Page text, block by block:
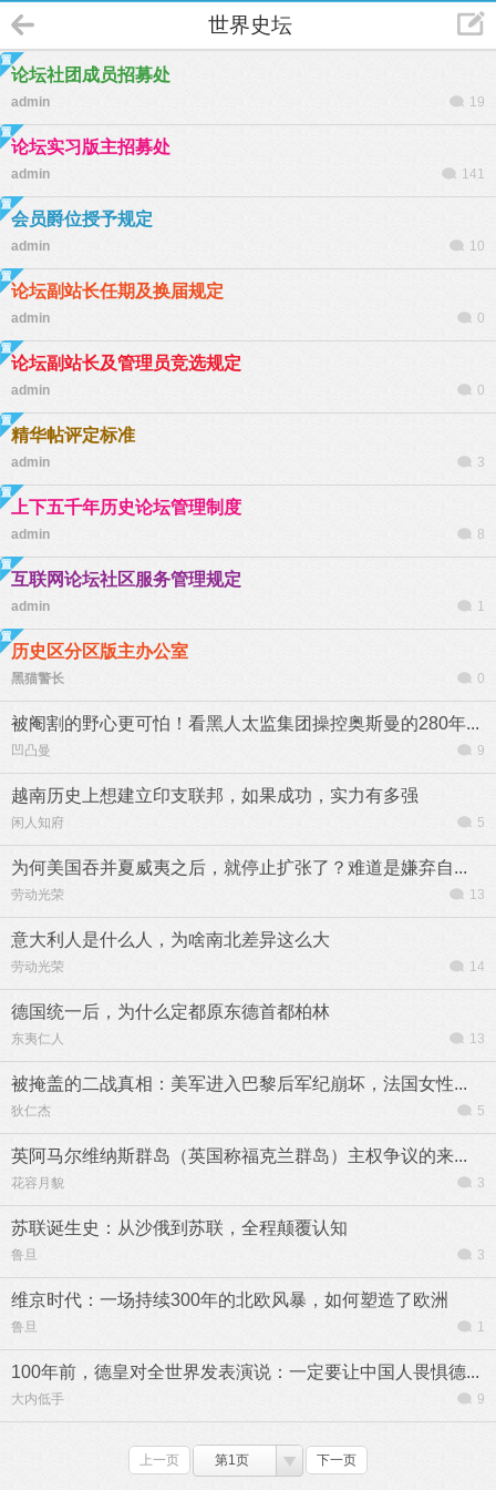
世界史坛
论坛社团成员招募处
admin 19
论坛实习版主招募处
admin 141
会员爵位授予规定
admin 10
论坛副站长任期及换届规定
admin 0
论坛副站长及管理员竞选规定
admin 0
精华帖评定标准
admin 3
上下五千年历史论坛管理制度
admin 8
互联网论坛社区服务管理规定
admin 1
历史区分区版主办公室
黑猫警长 0
被阉割的野心更可怕！看黑人太监集团操控奥斯曼的280年...
凹凸曼 9
越南历史上想建立印支联邦，如果成功，实力有多强
闲人知府 5
为何美国吞并夏威夷之后，就停止扩张了？难道是嫌弃自...
劳动光荣 13
意大利人是什么人，为啥南北差异这么大
劳动光荣 14
德国统一后，为什么定都原东德首都柏林
东夷仁人 13
被掩盖的二战真相：美军进入巴黎后军纪崩坏，法国女性...
狄仁杰 5
英阿马尔维纳斯群岛（英国称福克兰群岛）主权争议的来...
花容月貌 3
苏联诞生史：从沙俄到苏联，全程颠覆认知
鲁旦 3
维京时代：一场持续300年的北欧风暴，如何塑造了欧洲
鲁旦 1
100年前，德皇对全世界发表演说：一定要让中国人畏惧德...
大内低手 9
上一页 第1页 下一页